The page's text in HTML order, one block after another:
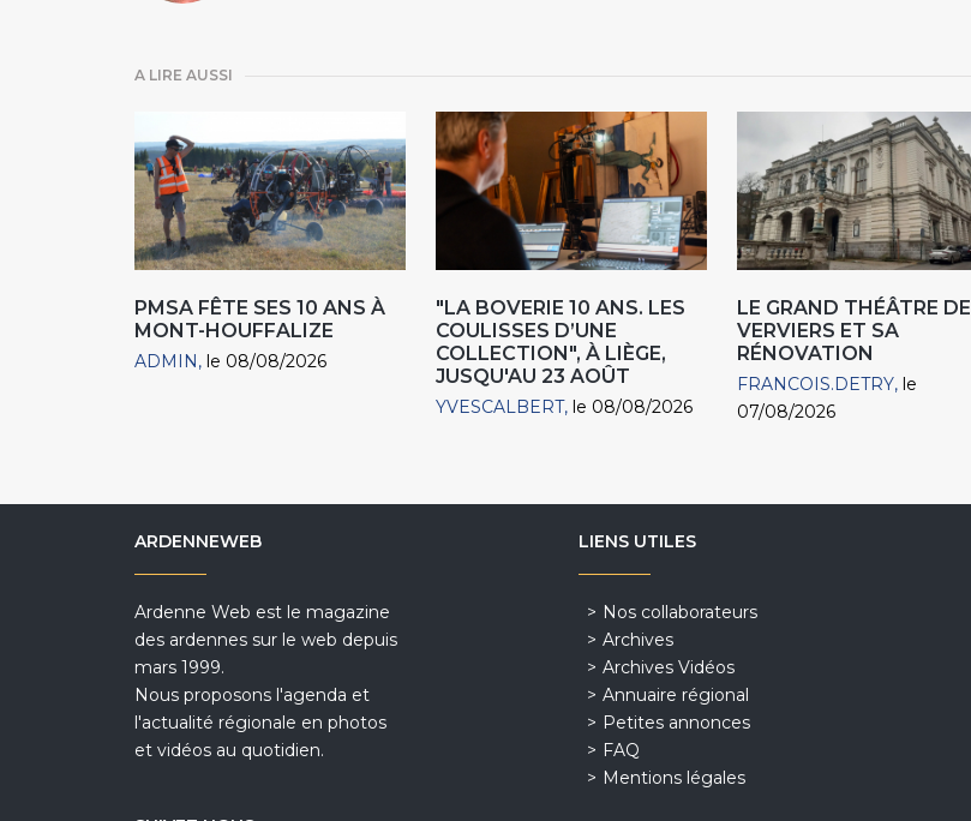
A LIRE AUSSI
PMSA FÊTE SES 10 ANS À
MONT-HOUFFALIZE
ADMIN le 08/08/2026
"LA BOVERIE 10 ANS. LES
COULISSES D’UNE
COLLECTION", À LIÈGE,
JUSQU'AU 23 AOÛT
YVESCALBERT le 08/08/2026
LE GRAND THÉÂTRE DE
VERVIERS ET SA
RÉNOVATION
FRANCOIS.DETRY le
07/08/2026
ARDENNEWEB
Ardenne Web est le magazine
des ardennes sur le web depuis
mars 1999.
Nous proposons l'agenda et
l'actualité régionale en photos
et vidéos au quotidien.
LIENS UTILES
Nos collaborateurs
Archives
Archives Vidéos
Annuaire régional
Petites annonces
FAQ
Mentions légales